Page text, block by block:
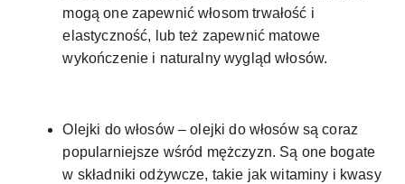
mogą one zapewnić włosom trwałość i
elastyczność, lub też zapewnić matowe
wykończenie i naturalny wygląd włosów.
Olejki do włosów – olejki do włosów są coraz
popularniejsze wśród mężczyzn. Są one bogate
w składniki odżywcze, takie jak witaminy i kwasy